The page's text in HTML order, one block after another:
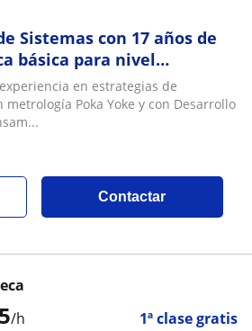
Sistemas con 17 años de
básica para nivel
y universidad
en estrategias de
Poka Yoke y con Desarrollo
Contactar
/h 1ª clase gratis